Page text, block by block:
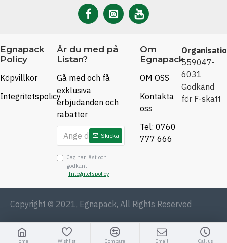
Egnapack
Policy
Köpvillkor
Integritetspolicy
Är du med på
Listan?
Gå med och få
exklusiva
erbjudanden och
rabatter
Skicka
Jag har läst och
godkänt
Integritetspolicy
Om
Egnapack
OM OSS
Kontakta
oss
Tel: 0760
777 666
559047-
6031
Godkänd
för F-skatt
Copyright © 2021, Egnapack, All Rights Reserved
Home Wishlist Compare Email Call us